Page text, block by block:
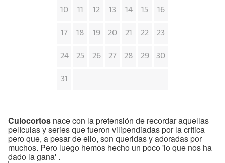
10 11 12 13 14 15 16
17 18 19 20 21 22 23
24 25 26 27 28 29 30
31
Culocortos nace con la pretensión de recordar aquellas
películas y series que fueron vilipendiadas por la crítica
pero que, a pesar de ello, son queridas y adoradas por
muchos. Pero luego hemos hecho un poco 'lo que nos ha
dado la gana' .